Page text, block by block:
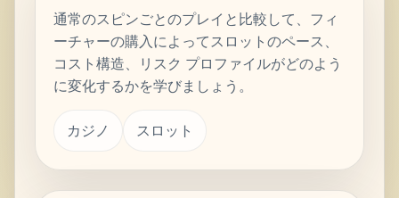
通常のスピンごとのプレイと比較して、フィ
ーチャーの購入によってスロットのペース、
コスト構造、リスク プロファイルがどのよう
に変化するかを学びましょう。
カジノ スロット